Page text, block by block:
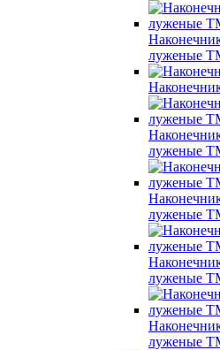
луженые
луженые
луженые
луженые
луженые